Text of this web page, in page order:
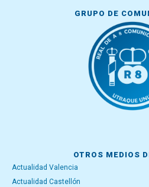
GRUPO DE
OTROS MEDIOS
Actualidad Valencia
Actualidad Castellón